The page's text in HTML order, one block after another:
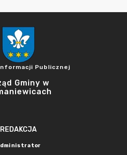
Publicznej
Gminy w
REDAKCJA